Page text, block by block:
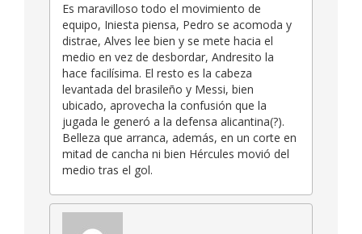
Es maravilloso todo el movimiento de
equipo, Iniesta piensa, Pedro se acomoda y
distrae, Alves lee bien y se mete hacia el
medio en vez de desbordar, Andresito la
hace facilísima. El resto es la cabeza
levantada del brasileño y Messi, bien
ubicado, aprovecha la confusión que la
jugada le generó a la defensa alicantina(?).
Belleza que arranca, además, en un corte en
mitad de cancha ni bien Hércules movió del
medio tras el gol.